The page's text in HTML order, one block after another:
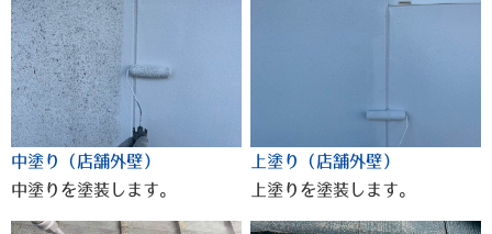
中塗り（店舗外壁）
中塗りを塗装します。
上塗り（店舗外壁）
上塗りを塗装します。